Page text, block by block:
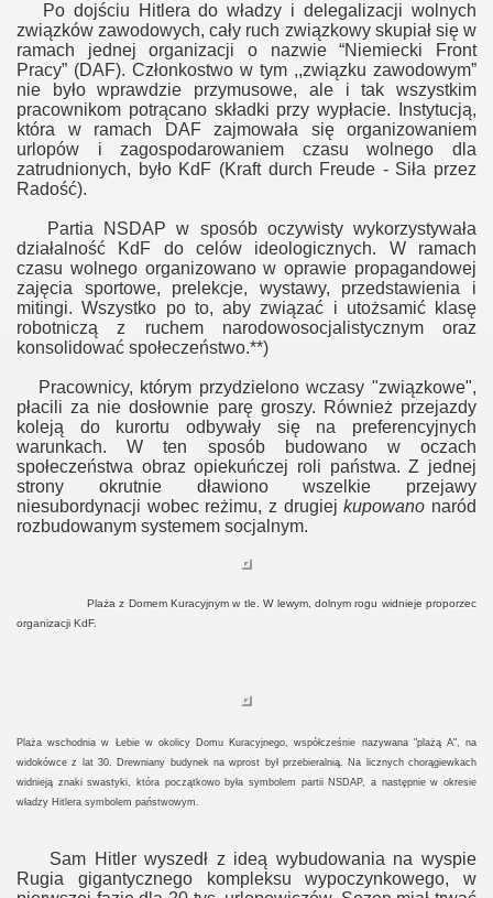
Po dojściu Hitlera do władzy i delegalizacji wolnych
związków zawodowych, cały ruch związkowy skupiał się w
ramach jednej organizacji o nazwie “Niemiecki Front
Pracy” (DAF). Członkostwo w tym ,,związku zawodowym”
nie było wprawdzie przymusowe, ale i tak wszystkim
pracownikom potrącano składki przy wypłacie. Instytucją,
która w ramach DAF zajmowała się organizowaniem
urlopów i zagospodarowaniem czasu wolnego dla
zatrudnionych, było KdF (Kraft durch Freude - Siła przez
Radość).
Partia NSDAP w sposób oczywisty wykorzystywała
działalność KdF do celów ideologicznych. W ramach
czasu wolnego organizowano w oprawie propagandowej
zajęcia sportowe, prelekcje, wystawy, przedstawienia i
mitingi. Wszystko po to, aby związać i utożsamić klasę
robotniczą z ruchem narodowosocjalistycznym oraz
konsolidować społeczeństwo.**)
Pracownicy, którym przydzielono wczasy "związkowe",
płacili za nie dosłownie parę groszy. Również przejazdy
koleją do kurortu odbywały się na preferencyjnych
warunkach. W ten sposób budowano w oczach
społeczeństwa obraz opiekuńczej roli państwa. Z jednej
strony okrutnie dławiono wszelkie przejawy
niesubordynacji wobec reżimu, z drugiejkupowano naród
rozbudowanym systemem socjalnym.
Plaża z Domem Kuracyjnym w tle. W lewym, dolnym rogu widnieje proporzec
organizacji KdF.
Plaża wschodnia w Łebie w okolicy Domu Kuracyjnego, współcześnie nazywana "plażą A", na
widokówce z lat 30. Drewniany budynek na wprost był przebieralnią. Na licznych chorągiewkach
widnieją znaki swastyki, która początkowo była symbolem partii NSDAP, a następnie w okresie
władzy Hitlera symbolem państwowym.
Sam Hitler wyszedł z ideą wybudowania na wyspie
Rugia gigantycznego kompleksu wypoczynkowego, w